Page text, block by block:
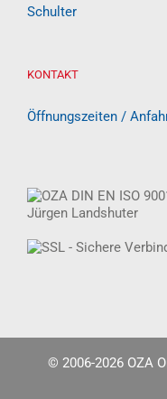
Schulter
KONTAKT
Öffnungszeiten /
© 2006-2026 OZA